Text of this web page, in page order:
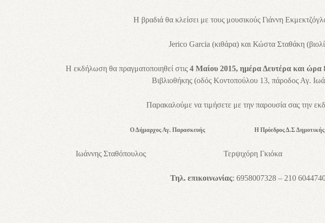
Η βραδιά θα κλείσει με τους μουσικούς Γιάννη
Jerico Garcia (κιθάρα) και Κώστα Σταθάκη
Η εκδήλωση θα πραγματοποιηθεί στις 4 Μαίου 2015, ημέρα Δευτέρα και ώρα
Βιβλιοθήκης (οδός Κοντοπούλου 13, πάροδος Αγ.
Παρακαλούμε να τιμήσετε με την παρουσία σας την
Ο Δήμαρχος Αγ. Παρασκευής Η Πρόεδρος Δ.Σ Δημοτικής
Ιωάννης Σταθόπουλος Τερψιχόρη Γκιόκα
Τηλ. επικοινωνίας: 6958007328 – 210